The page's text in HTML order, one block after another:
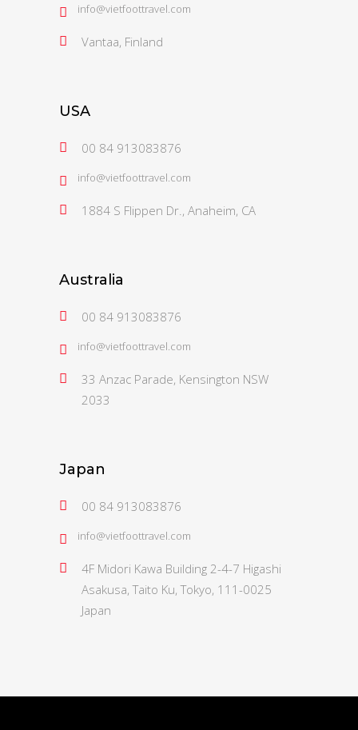
info@vietfoottravel.com
Vantaa, Finland
USA
00 84 913083876
info@vietfoottravel.com
1884 S Flippen Dr., Anaheim, CA
Australia
00 84 913083876
info@vietfoottravel.com
33 Anzac Parade, Kensington NSW
2033
Japan
00 84 913083876
info@vietfoottravel.com
4F Midori Kawa Building 2-4-7 Higashi
Asakusa, Taito Ku, Tokyo, 111-0025
Japan